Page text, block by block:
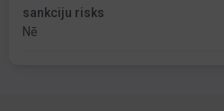
sankciju risks
Nē